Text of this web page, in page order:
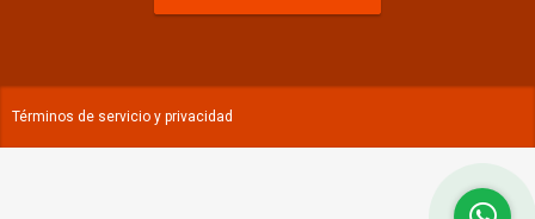
OFERTAR
Términos de servicio y privacidad